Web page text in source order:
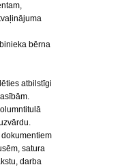
bērna
atbilstīgi
satura
darba